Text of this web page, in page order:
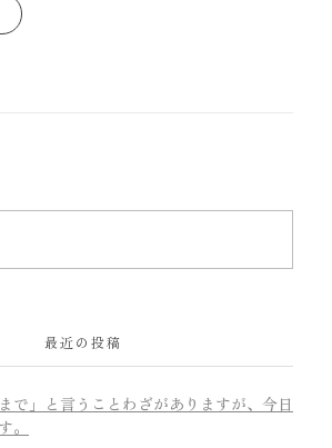
最近の投稿
で」と言うことわざがありますが、今日
。